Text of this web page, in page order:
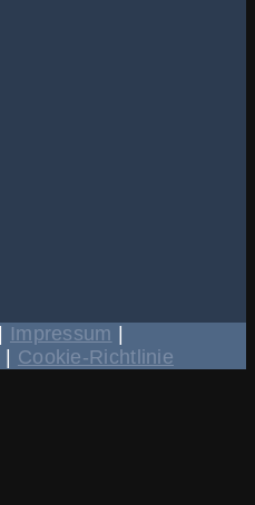
Impressum
Cookie-Richtlinie